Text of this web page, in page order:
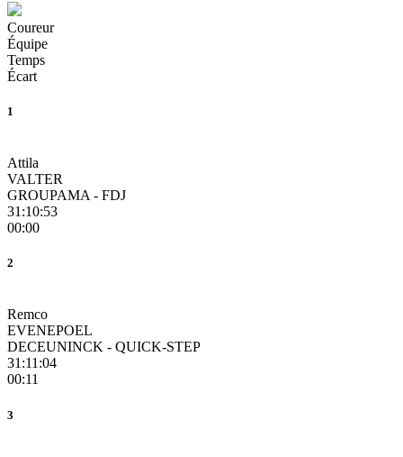
Coureur
Équipe
Temps
Écart
1
Attila
VALTER
GROUPAMA - FDJ
31:10:53
00:00
2
Remco
EVENEPOEL
DECEUNINCK - QUICK-STEP
31:11:04
00:11
3